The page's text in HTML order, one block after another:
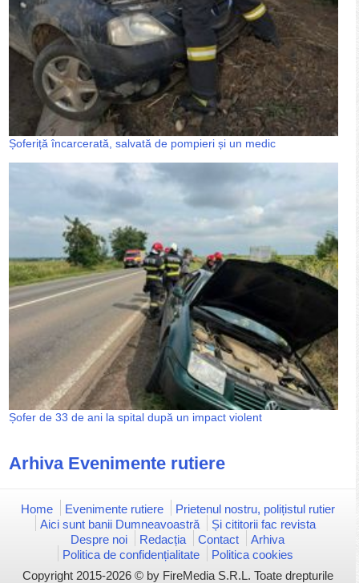
Șoferiță încarcerată, salvată de pompieri și un medic
Șofer de 33 de ani la spital după un impact violent
Arhiva Evenimente rutiere
Home Evenimente rutiere
Prietenul nostru, polițistul rutier
Aici sunt banii Dumneavoastră
Și cititorii fac revista
Despre noi
Redacția Contact
Arhiva
Politica de confidențialitate
Politica cookies
Copyright 2015-2026 © by FireMedia S.R.L. Toate drepturile